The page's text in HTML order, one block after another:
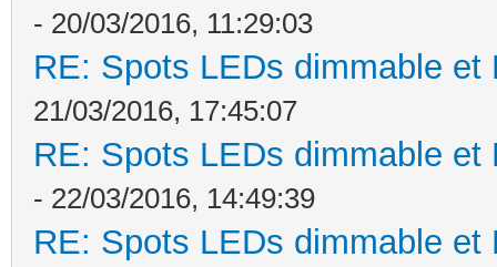
- 20/03/2016, 11:29:03
RE: Spots LEDs dimmable
21/03/2016, 17:45:07
RE: Spots LEDs dimmable
- 22/03/2016, 14:49:39
RE: Spots LEDs dimmable